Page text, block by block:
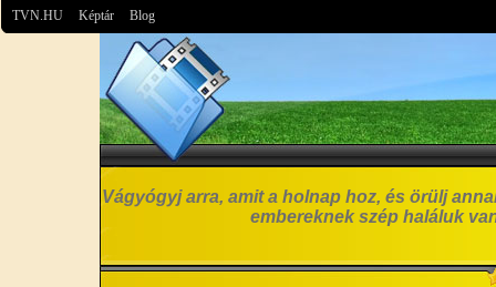
TVN.HU Képtár Blog
Vágyógyj arra, amit a holnap hoz, és örülj
embereknek szép haláluk